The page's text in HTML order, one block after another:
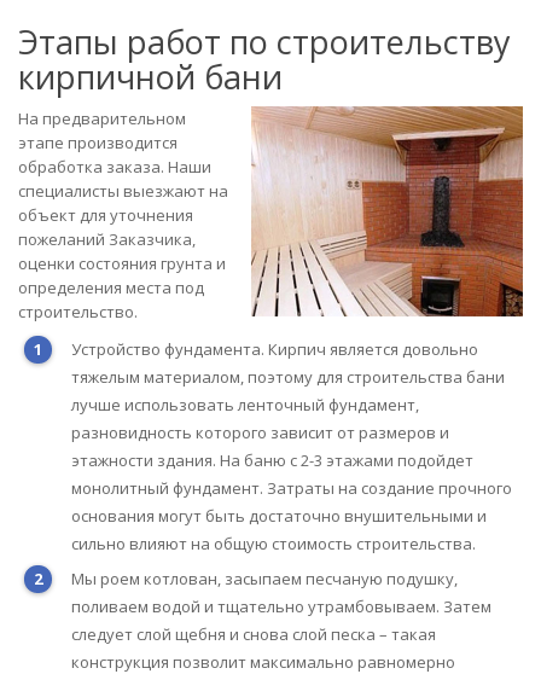
Этапы работ по строительству
кирпичной бани
На предварительном
этапе производится
обработка заказа. Наши
специалисты выезжают на
объект для уточнения
пожеланий Заказчика,
оценки состояния грунта и
определения места под
строительство.
Устройство фундамента. Кирпич является довольно
тяжелым материалом, поэтому для строительства бани
лучше использовать ленточный фундамент,
разновидность которого зависит от размеров и
этажности здания. На баню с 2-3 этажами подойдет
монолитный фундамент. Затраты на создание прочного
основания могут быть достаточно внушительными и
сильно влияют на общую стоимость строительства.
Мы роем котлован, засыпаем песчаную подушку,
поливаем водой и тщательно утрамбовываем. Затем
следует слой щебня и снова слой песка – такая
конструкция позволит максимально равномерно